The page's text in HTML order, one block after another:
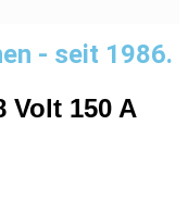
- seit 1986.
Volt 150 A